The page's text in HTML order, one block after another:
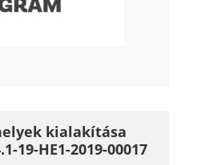
kialakítása
19-HE1-2019-00017